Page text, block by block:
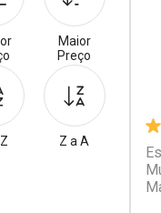
Maior
Preço
Z a A